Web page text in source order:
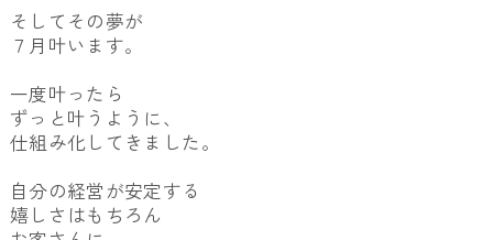
そしてその夢が
７月叶います。
一度叶ったら
ずっと叶うように、
仕組み化してきました。
自分の経営が安定する
嬉しさはもちろん